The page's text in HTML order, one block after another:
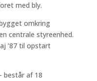
med bly.
omkring
centrale styreenhed.
’87 til opstart
består af 18